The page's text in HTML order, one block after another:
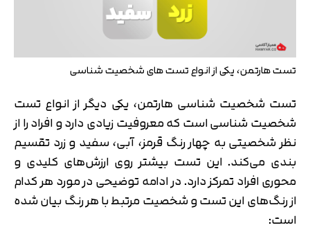
تست هارتمن، یکی از انواع تست های شخصیت شناسی
تست شخصیت شناسی هارتمن، یکی دیگر از انواع تست
شخصیت شناسی است که معروفیت زیادی دارد و افراد را از
نظر شخصیتی به چهار رنگ قرمز، آبی، سفید و زرد تقسیم
بندی می‌کند. این تست بیشتر روی ارزش‌های کلیدی و
محوری افراد تمرکز دارد. در ادامه توضیحی در مورد هر کدام
از رنگ‌های این تست و شخصیت‌ مرتبط با هر رنگ بیان شده
است: